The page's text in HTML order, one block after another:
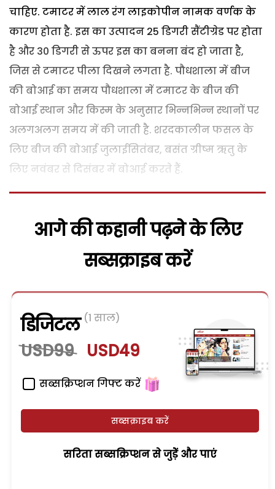
चाहिए. टमाटर में लाल रंग लाइकोपीन नामक वर्णक के
कारण होता है. इस का उत्पादन 25 डिगरी सैंटीग्रेड पर होता
है और 30 डिगरी से ऊपर इस का बनना बंद हो जाता है,
जिस से टमाटर पीला दिखने लगता है. पौधशाला में बीज
की बोआई का समय पौधशाला में टमाटर के बीज की
बोआई स्थान और किस्म के अनुसार भिन्नभिन्न स्थानों पर
अलगअलग समय में की जाती है. शरदकालीन फसल के
लिए बीज की बोआई जुलाईसितंबर, बसंत ग्रीष्म ऋतु के
लिए नवंबर से दिसंबर में बोआई करते हैं.
आगे की कहानी पढ़ने के लिए
सब्सक्राइब करें
डिजिटल (1 साल)
USD99 USD49
सब्सक्रिप्शन गिफ्ट करें
सब्सक्राइब करें
सरिता सब्सक्रिप्शन से जुड़ेें और पाएं